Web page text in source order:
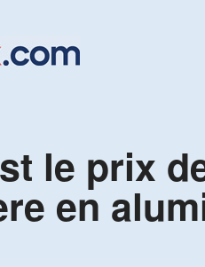
le prix
en